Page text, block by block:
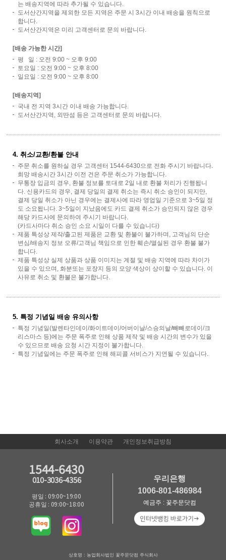
는 배송지역에 따라 추가될 수 있습니다.
도서산간지역을 제외한 모든 지역은 주문 시 3시간 이내 배송을 원칙으로
합니다.
도서산간지역은 미리 고객센터로 문의 바랍니다.
[배송 가능한 시간]
평 일 : 오전 9:00 ~ 오후 9:00
토요일 : 오전 9:00 ~ 오후 8:00
일요일 : 오전 9:00 ~ 오후 8:00
[배송지역]
국내 전 지역 3시간 이내 배송 가능합니다.
도서산간지역, 외딴섬 등은 고객센터로 문의 바랍니다.
4. 취소/교환/환불 안내
주문 취소를 원하실 경우 고객센터 1544-6430으로 전화 주시기 바랍니다.
희망 배송시간 3시간 이전 건은 주문 취소가 가능합니다.
무통장 입금의 경우, 환불 정보를 토대로 2일 내로 환불 처리가 진행됩니
다. 신용카드의 경우, 결제 당일의 결제 취소는 즉시 취소 승인이 되지만,
결제 당일 취소가 아닌 경우에는 결제사에 따라 영업일 기준으로 3~5일 정
도 소요됩니다. 3~5일이 지났음에도 카드 결제 취소가 승인되지 않은 경우
해당 카드사에 문의하여 주시기 바랍니다.
(카드사마다 취소 승인 소요 시일이 다를 수 있습니다)
제품 특성상 제작/출고된 제품은 교환 및 환불이 불가하며, 고객님의 단순
변심/배송지 정보 오류/고객님 책임으로 인한 훼손/멸실된 경우 환불 불가
합니다.
제품 특성상 실제 상품과 상품 이미지는 계절 및 배송 지역에 따라 차이가
있을 수 있으며, 화분또는 포장지 등의 모양 색상이 상이할 수 있습니다. 이
사유로 취소 및 환불은 불가합니다.
5. 특정 기념일 배송 유의사항
특정 기념일(발렌타인데이/화이트데이/어버이날/스승의날/빼빼로데이/크
리스마스 등)에는 주문 폭주로 인해 상품 제작 및 배송 시간의 변수가 있을
수 있으므로 배송 요청 시간 지정이 불가합니다.
특정 기념일에는 주문 폭주로 인해 해피콜 서비스가 지연될 수 있습니다.
회사소개 이용약관 개인정보취급방침
1544-6430
010-3036-4356
평일 : 09:00~19:00
공휴일 : 09:00~18:00
우리은행
1006-801-486984
예금주 : 꽃주문닷컴
상호명 : 농업회사법인 꽃주문닷컴 주식회사